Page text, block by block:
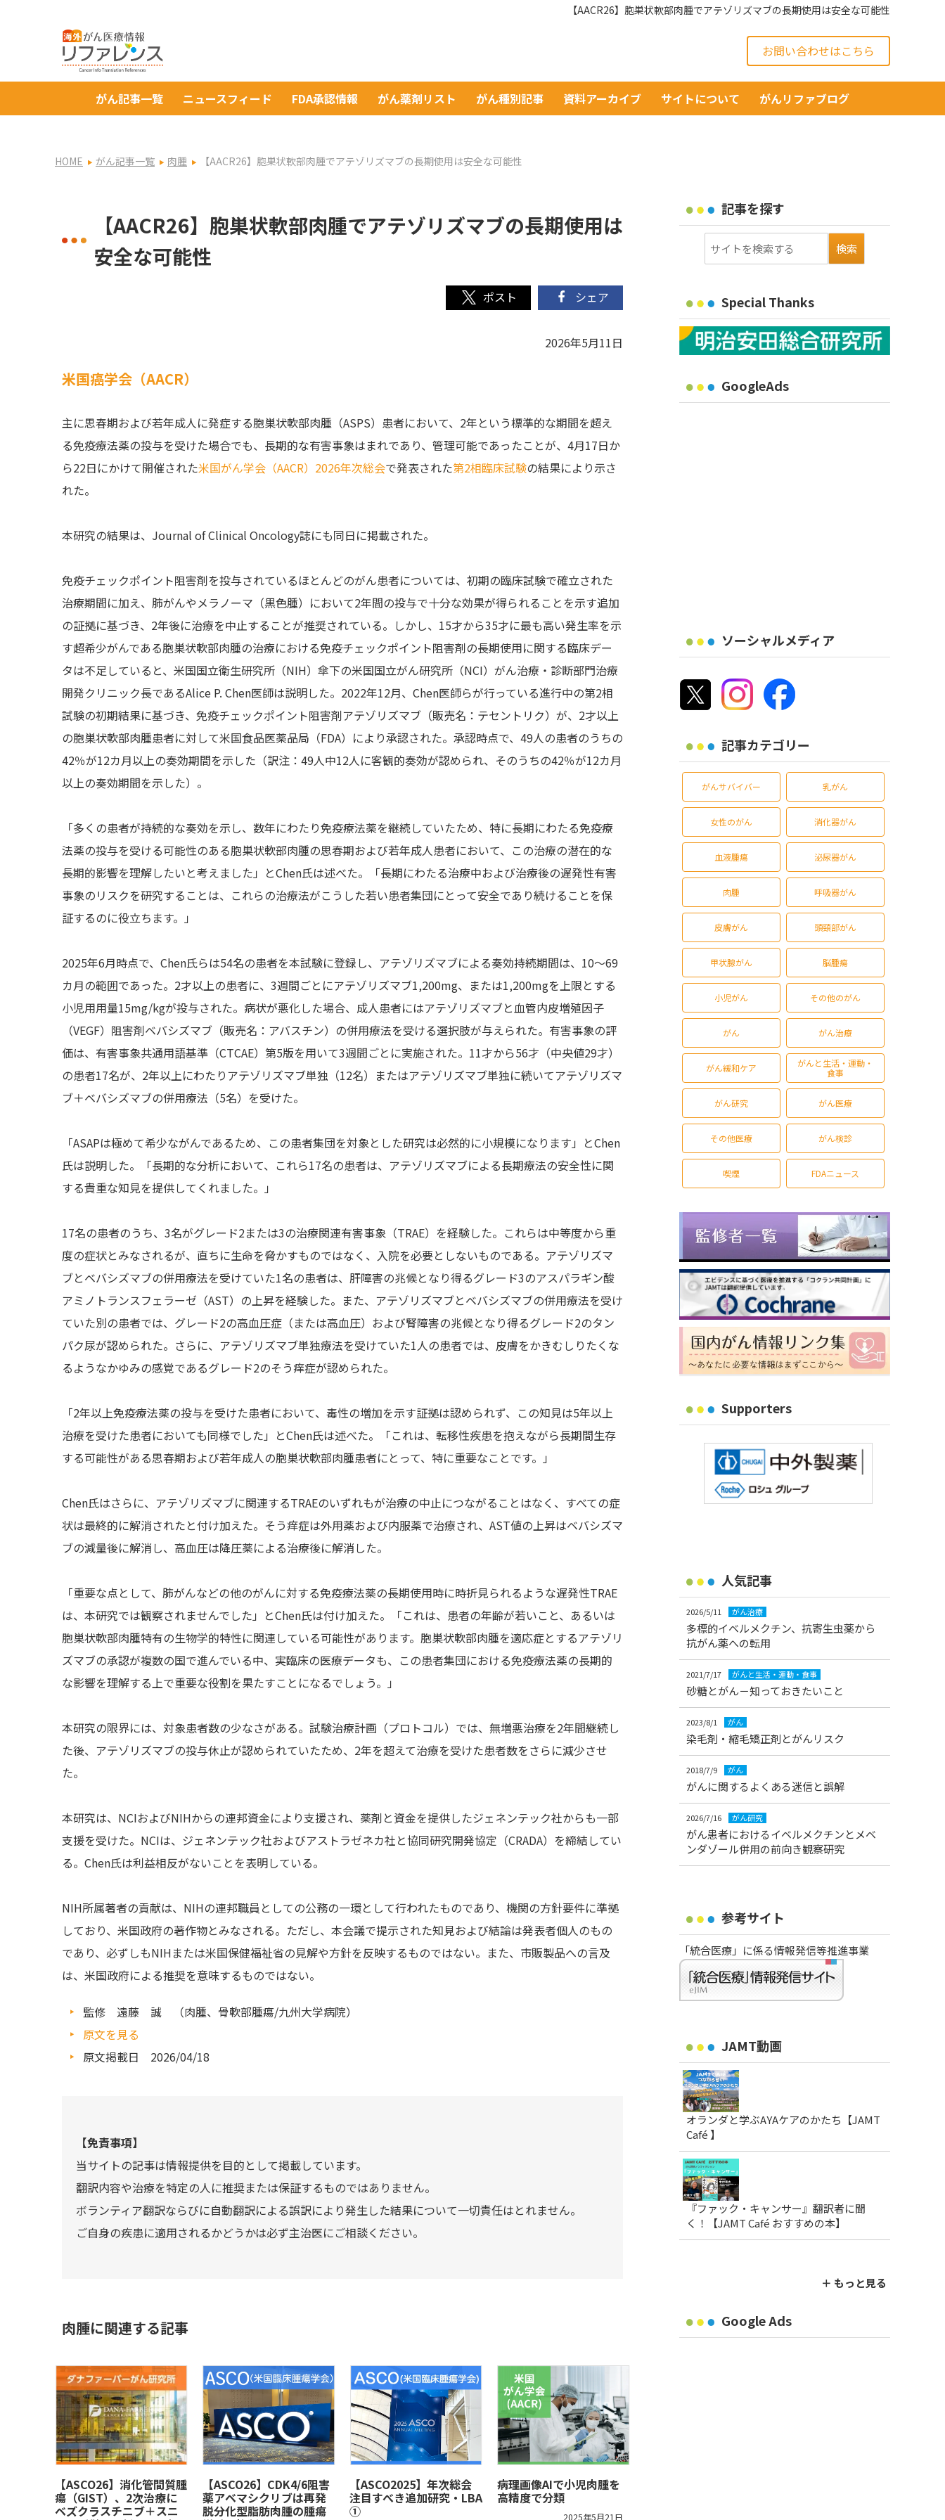
【AACR26】胞巣状軟部肉腫でアテゾリズマブの長期使用は安全な可能性
お問い合わせはこちら
がん記事一覧 ニュースフィード FDA承認情報 がん薬剤リスト がん種別記事 資料アーカイブ サイトについて がんリファブログ
HOME がん記事一覧 肉腫 【AACR26】胞巣状軟部肉腫でアテゾリズマブの長期使用は安全な可能性
【AACR26】胞巣状軟部肉腫でアテゾリズマブの長期使用は
安全な可能性
シェア
2026年5月11日
米国癌学会（AACR）
主に思春期および若年成人に発症する胞巣状軟部肉腫（ASPS）患者において、2年という標準的な期間を超え
る免疫療法薬の投与を受けた場合でも、長期的な有害事象はまれであり、管理可能であったことが、4月17日か
ら22日にかけて開催された米国がん学会（AACR）2026年次総会で発表された第2相臨床試験の結果により示さ
れた。
本研究の結果は、Journal of Clinical Oncology誌にも同日に掲載された。
免疫チェックポイント阻害剤を投与されているほとんどのがん患者については、初期の臨床試験で確立された
治療期間に加え、肺がんやメラノーマ（黒色腫）において2年間の投与で十分な効果が得られることを示す追加
の証拠に基づき、2年後に治療を中止することが推奨されている。しかし、15才から35才に最も高い発生率を示
す超希少がんである胞巣状軟部肉腫の治療における免疫チェックポイント阻害剤の長期使用に関する臨床デー
タは不足していると、米国国立衛生研究所（NIH）傘下の米国国立がん研究所（NCI）がん治療・診断部門治療
開発クリニック長であるAlice P. Chen医師は説明した。2022年12月、Chen医師らが行っている進行中の第2相
試験の初期結果に基づき、免疫チェックポイント阻害剤アテゾリズマブ（販売名：テセントリク）が、2才以上
の胞巣状軟部肉腫患者に対して米国食品医薬品局（FDA）により承認された。承認時点で、49人の患者のうちの
42％が12カ月以上の奏効期間を示した（訳注：49人中12人に客観的奏効が認められ、そのうちの42％が12カ月
以上の奏効期間を示した）。
「多くの患者が持続的な奏効を示し、数年にわたり免疫療法薬を継続していたため、特に長期にわたる免疫療
法薬の投与を受ける可能性のある胞巣状軟部肉腫の思春期および若年成人患者において、この治療の潜在的な
長期的影響を理解したいと考えました」とChen氏は述べた。「長期にわたる治療中および治療後の遅発性有害
事象のリスクを研究することは、これらの治療法がこうした若い患者集団にとって安全であり続けることを保
証するのに役立ちます。」
2025年6月時点で、Chen氏らは54名の患者を本試験に登録し、アテゾリズマブによる奏効持続期間は、10～69
カ月の範囲であった。2才以上の患者に、3週間ごとにアテゾリズマブ1,200mg、または1,200mgを上限とする
小児用用量15mg/kgが投与された。病状が悪化した場合、成人患者にはアテゾリズマブと血管内皮増殖因子
（VEGF）阻害剤ベバシズマブ（販売名：アバスチン）の併用療法を受ける選択肢が与えられた。有害事象の評
価は、有害事象共通用語基準（CTCAE）第5版を用いて3週間ごとに実施された。11才から56才（中央値29才）
の患者17名が、2年以上にわたりアテゾリズマブ単独（12名）またはアテゾリズマブ単独に続いてアテゾリズマ
ブ＋ベバシズマブの併用療法（5名）を受けた。
「ASAPは極めて希少ながんであるため、この患者集団を対象とした研究は必然的に小規模になります」とChen
氏は説明した。「長期的な分析において、これら17名の患者は、アテゾリズマブによる長期療法の安全性に関
する貴重な知見を提供してくれました。」
17名の患者のうち、3名がグレード2または3の治療関連有害事象（TRAE）を経験した。これらは中等度から重
度の症状とみなされるが、直ちに生命を脅かすものではなく、入院を必要としないものである。アテゾリズマ
ブとベバシズマブの併用療法を受けていた1名の患者は、肝障害の兆候となり得るグレード3のアスパラギン酸
アミノトランスフェラーゼ（AST）の上昇を経験した。また、アテゾリズマブとベバシズマブの併用療法を受け
ていた別の患者では、グレード2の高血圧症（または高血圧）および腎障害の兆候となり得るグレード2のタン
パク尿が認められた。さらに、アテゾリズマブ単独療法を受けていた1人の患者では、皮膚をかきむしりたくな
るようなかゆみの感覚であるグレード2のそう痒症が認められた。
「2年以上免疫療法薬の投与を受けた患者において、毒性の増加を示す証拠は認められず、この知見は5年以上
治療を受けた患者においても同様でした」とChen氏は述べた。「これは、転移性疾患を抱えながら長期間生存
する可能性がある思春期および若年成人の胞巣状軟部肉腫患者にとって、特に重要なことです。」
Chen氏はさらに、アテゾリズマブに関連するTRAEのいずれもが治療の中止につながることはなく、すべての症
状は最終的に解消されたと付け加えた。そう痒症は外用薬および内服薬で治療され、AST値の上昇はベバシズマ
ブの減量後に解消し、高血圧は降圧薬による治療後に解消した。
「重要な点として、肺がんなどの他のがんに対する免疫療法薬の長期使用時に時折見られるような遅発性TRAE
は、本研究では観察されませんでした」とChen氏は付け加えた。「これは、患者の年齢が若いこと、あるいは
胞巣状軟部肉腫特有の生物学的特性に関連している可能性があります。胞巣状軟部肉腫を適応症とするアテゾリ
ズマブの承認が複数の国で進んでいる中、実臨床の医療データも、この患者集団における免疫療法薬の長期的
な影響を理解する上で重要な役割を果たすことになるでしょう。」
本研究の限界には、対象患者数の少なさがある。試験治療計画（プロトコル）では、無増悪治療を2年間継続し
た後、アテゾリズマブの投与休止が認められていたため、2年を超えて治療を受けた患者数をさらに減少させ
た。
本研究は、NCIおよびNIHからの連邦資金により支援され、薬剤と資金を提供したジェネンテック社からも一部
支援を受けた。NCIは、ジェネンテック社およびアストラゼネカ社と協同研究開発協定（CRADA）を締結してい
る。Chen氏は利益相反がないことを表明している。
NIH所属著者の貢献は、NIHの連邦職員としての公務の一環として行われたものであり、機関の方針要件に準拠
しており、米国政府の著作物とみなされる。ただし、本会議で提示された知見および結論は発表者個人のもの
であり、必ずしもNIHまたは米国保健福祉省の見解や方針を反映するものではない。また、市販製品への言及
は、米国政府による推奨を意味するものではない。
監修 遠藤 誠 （肉腫、骨軟部腫瘍/九州大学病院）
原文を見る
原文掲載日 2026/04/18
【免責事項】
当サイトの記事は情報提供を目的として掲載しています。
翻訳内容や治療を特定の人に推奨または保証するものではありません。
ボランティア翻訳ならびに自動翻訳による誤訳により発生した結果について一切責任はとれません。
ご自身の疾患に適用されるかどうかは必ず主治医にご相談ください。
肉腫に関連する記事
【ASCO26】消化管間質腫
瘍（GIST）、2次治療に
ベズクラスチニブ＋スニ
【ASCO26】CDK4/6阻害
薬アベマシクリブは再発
脱分化型脂肪肉腫の腫瘍
【ASCO2025】年次総会
注目すべき追加研究・LBA
①
病理画像AIで小児肉腫を
高精度で分類
2025年5月21日
記事を探す
Special Thanks
GoogleAds
ソーシャルメディア
記事カテゴリー
がんサバイバー 乳がん
女性のがん 消化器がん
血液腫瘍 泌尿器がん
肉腫 呼吸器がん
皮膚がん 頭頸部がん
甲状腺がん 脳腫瘍
小児がん その他のがん
がん がん治療
がん緩和ケア
がんと生活・運動・
食事
がん研究 がん医療
その他医療 がん検診
喫煙 FDAニュース
Supporters
人気記事
2026/5/11 がん治療
多標的イベルメクチン、抗寄生虫薬から
抗がん薬への転用
2021/7/17 がんと生活・運動・食事
砂糖とがん－知っておきたいこと
2023/8/1 がん
染毛剤・縮毛矯正剤とがんリスク
2018/7/9 がん
がんに関するよくある迷信と誤解
2026/7/16 がん研究
がん患者におけるイベルメクチンとメベ
ンダゾール併用の前向き観察研究
参考サイト
「統合医療」に係る情報発信等推進事業
JAMT動画
オランダと学ぶAYAケアのかたち【JAMT
Café 】
『ファック・キャンサー』翻訳者に聞
く！【JAMT Café おすすめの本】
＋ もっと見る
Google Ads